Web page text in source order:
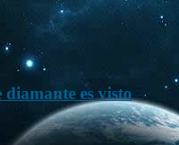
es visto